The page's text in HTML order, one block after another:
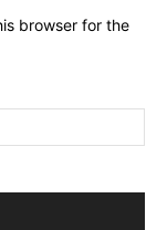
browser for the